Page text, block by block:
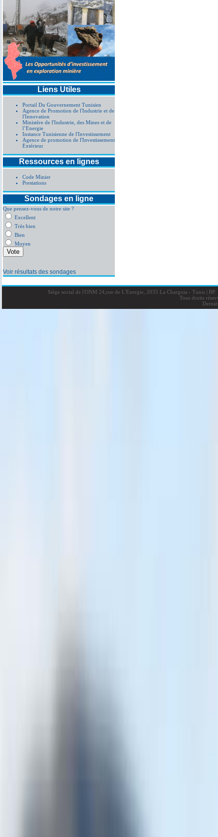
Liens Utiles
Portail Du Gouvernement Tunisien
Agence de Promotion de l'Industrie et de
l'Innovation
Ministère de l'Industrie, des Mines et de
l’Energie
Instance Tunisienne de l'Investissement
Agence de promotion de l'Investissement
Extérieur
Ressources en lignes
Code Minier
Prestations
Sondages en ligne
Que pensez-vous de notre site ?
Excellent
Très bien
Bien
Moyen
Voir résultats des sondages
Siège social de l'ONM 24,rue de L'Energie, 2035 La Charguia - Tunis |BP:
Tous droits